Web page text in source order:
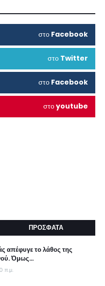
στο Facebook
στο Twitter
στο Facebook
στοyoutube
ΠΡΟΣΦΑΤΑ
απέφυγε το λάθος της
Όμως...
π.μ.